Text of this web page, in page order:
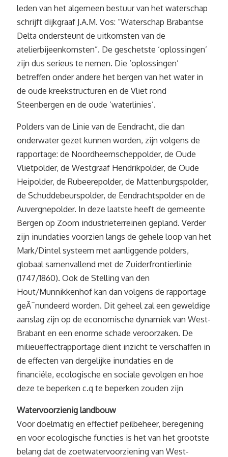
leden van het algemeen bestuur van het waterschap
schrijft dijkgraaf J.A.M. Vos: “Waterschap Brabantse
Delta ondersteunt de uitkomsten van de
atelierbijeenkomsten”. De geschetste ‘oplossingen’
zijn dus serieus te nemen. Die ‘oplossingen’
betreffen onder andere het bergen van het water in
de oude kreekstructuren en de Vliet rond
Steenbergen en de oude ‘waterlinies’.
Polders van de Linie van de Eendracht, die dan
onderwater gezet kunnen worden, zijn volgens de
rapportage: de Noordheemscheppolder, de Oude
Vlietpolder, de Westgraaf Hendrikpolder, de Oude
Heipolder, de Rubeerepolder, de Mattenburgspolder,
de Schuddebeurspolder, de Eendrachtspolder en de
Auvergnepolder. In deze laatste heeft de gemeente
Bergen op Zoom industrieterreinen gepland. Verder
zijn inundaties voorzien langs de gehele loop van het
Mark/Dintel systeem met aanliggende polders,
globaal samenvallend met de Zuiderfrontierlinie
(1747/1860). Ook de Stelling van den
Hout/Munnikkenhof kan dan volgens de rapportage
geÃ¯nundeerd worden. Dit geheel zal een geweldige
aanslag zijn op de economische dynamiek van West-
Brabant en een enorme schade veroorzaken. De
milieueffectrapportage dient inzicht te verschaffen in
de effecten van dergelijke inundaties en de
financiële, ecologische en sociale gevolgen en hoe
deze te beperken c.q te beperken zouden zijn
Watervoorzienig landbouw
Voor doelmatig en effectief peilbeheer, beregening
en voor ecologische functies is het van het grootste
belang dat de zoetwatervoorziening van West-